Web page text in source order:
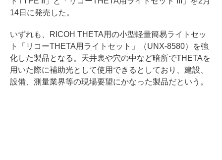
14日に発売した。
いずれも、RICOH THETA用の小型軽量簡易ライトセッ
ト「リコーTHETA用ライトセット」（UNX-8580）を強
化した製品となる。天井裏や穴の中など暗所でTHETAを
用いた際に補助光として使用できるとしており、建設、
設備、測量業界等の現場要望にかなった製品だという。